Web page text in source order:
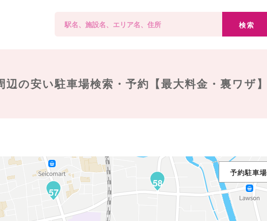
検索
辺の安い駐車場検索・予約【最大料金・裏ワザ】
58
57
予約駐車場